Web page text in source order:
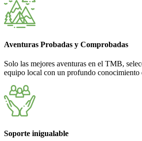
Aventuras Probadas y Comprobadas
Solo las mejores aventuras en el TMB,
equipo local con un profundo conocimiento
Soporte inigualable